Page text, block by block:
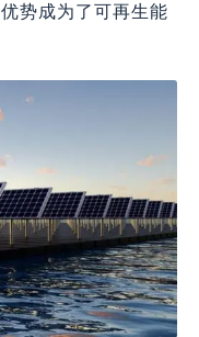
势成为了可再生能